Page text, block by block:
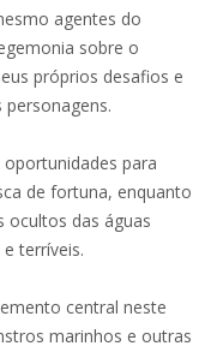
agentes do
sobre o
próprios desafios e
para
de fortuna, enquanto
ocultos das águas
terríveis.
central neste
marinhos e outras